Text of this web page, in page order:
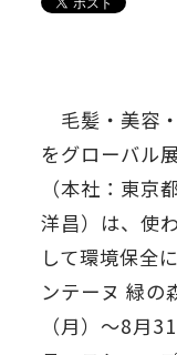
毛髪・美容
をグローバル
（本社：東京
洋昌）は、使
して環境保全
ンテーヌ 緑の
（月）～8月